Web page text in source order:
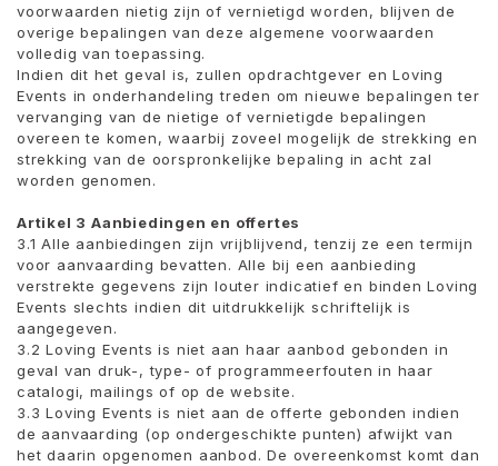
voorwaarden nietig zijn of vernietigd worden, blijven de
overige bepalingen van deze algemene voorwaarden
volledig van toepassing.
Indien dit het geval is, zullen opdrachtgever en Loving
Events in onderhandeling treden om nieuwe bepalingen ter
vervanging van de nietige of vernietigde bepalingen
overeen te komen, waarbij zoveel mogelijk de strekking en
strekking van de oorspronkelijke bepaling in acht zal
worden genomen.
Artikel 3 Aanbiedingen en offertes
3.1 Alle aanbiedingen zijn vrijblijvend, tenzij ze een termijn
voor aanvaarding bevatten. Alle bij een aanbieding
verstrekte gegevens zijn louter indicatief en binden Loving
Events slechts indien dit uitdrukkelijk schriftelijk is
aangegeven.
3.2 Loving Events is niet aan haar aanbod gebonden in
geval van druk-, type- of programmeerfouten in haar
catalogi, mailings of op de website.
3.3 Loving Events is niet aan de offerte gebonden indien
de aanvaarding (op ondergeschikte punten) afwijkt van
het daarin opgenomen aanbod. De overeenkomst komt dan